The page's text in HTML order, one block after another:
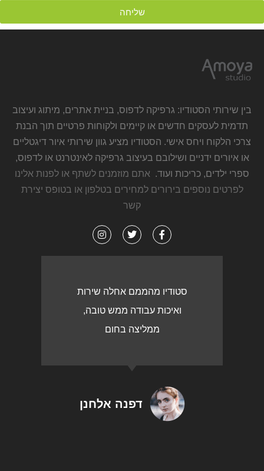
שליחה
בין שירותי הסטודיו: גרפיקה לדפוס, בניית אתרים, מיתוג ועיצוב
תדמית לעסקים חדשים או קיימים ולקוחות פרטיים תוך הבנת
צרכי הלקוח ויחס אישי. הסטודיו מציע גוון שירותי איור דיגטליים
או איורים ידניים ושילובם בעיצוב גרפיקה לאינטרנט או לדפוס,
ספרי ילדים, כריכות ועוד. אתם מוזמנים לשתף או לפנות אלינו
לפרטים נוספים בירורים למחירים בטלפון או בטופס יצירת
קשר
סטודיו מהממם אחלה שירות
ואיכות עבודה ממש טובה,
ממליצה בחום
דפנה אלחנן